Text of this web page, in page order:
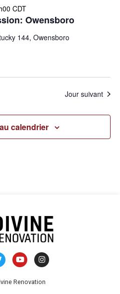
Owensboro
CDT
144, Owensboro
Jour suivant
calendrier
Renovation